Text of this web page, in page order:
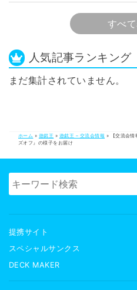
すべ
人気記事ランキング
まだ集計されていません。
ホーム » 遊戯王 » 遊戯王 – 交流会情報 »
【交流会
ズオフ』の様子をお届け
提携サイト
スペシャルサンクス
DECK MAKER